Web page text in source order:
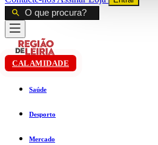
CALAMIDADE
Saúde
Desporto
Mercado